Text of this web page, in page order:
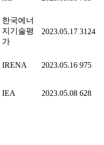
한국에너
지기술평
가
2023.05.17 3124
IRENA 2023.05.16 975
IEA 2023.05.08 628